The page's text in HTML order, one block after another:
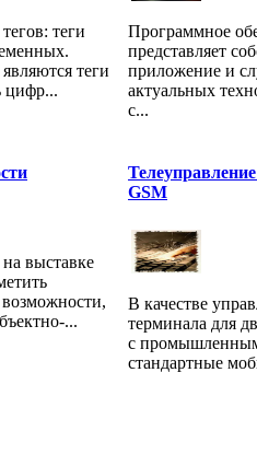
теги
теги
цифр...
Программное
представляет
приложение и
актуальных
с...
выставке
...
GSM
В качестве
терминала для
с
стандартные